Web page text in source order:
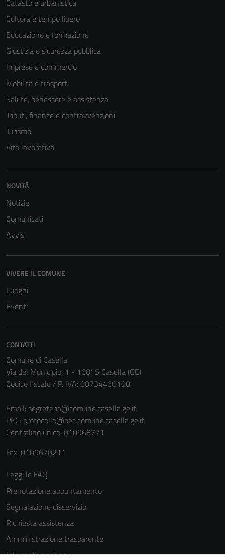
Catasto e urbanistica
Cultura e tempo libero
Educazione e formazione
Giustizia e sicurezza pubblica
Imprese e commercio
Mobilità e trasporti
Salute, benessere e assistenza
Tributi, finanze e contravvenzioni
Turismo
Vita lavorativa
NOVITÀ
Notizie
Comunicati
Avvisi
VIVERE IL COMUNE
Luoghi
Eventi
CONTATTI
Comune di Casella
Via del Municipio, 1 - 16015 Casella (GE)
Codice fiscale / P. IVA: 00734460108
Email: segreteria@comune.casella.ge.it
PEC: protocollo@pec.comune.casella.ge.it
Centralino unico: 010968771
Fax: 0109670211
Leggi le FAQ
Prenotazione appuntamento
Segnalazione disservizio
Richiesta assistenza
Amministrazione trasparente
Informativa privacy
non raccolgono